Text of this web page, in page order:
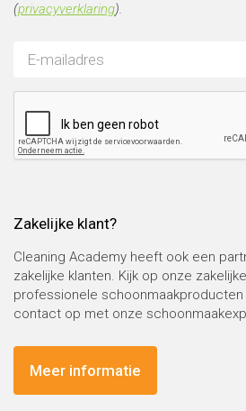
(privacyverklaring).
Zakelijke klant?
Cleaning Academy heeft ook een
zakelijke klanten. Kijk op onze
professionele schoonmaakproducten
contact op met onze
Meer informatie